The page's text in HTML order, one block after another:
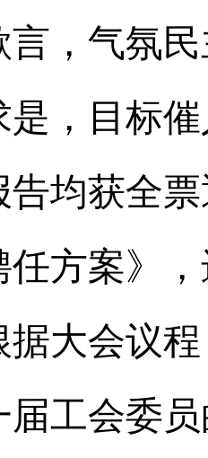
言，气氛
是，目标
告均获全
任方案》
据大会议
届工会委